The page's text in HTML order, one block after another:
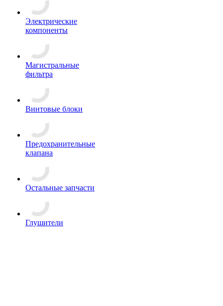
Электрические
компоненты
Магистральные
фильтра
Винтовые блоки
Предохранительные
клапана
Остальные запчасти
Глушители